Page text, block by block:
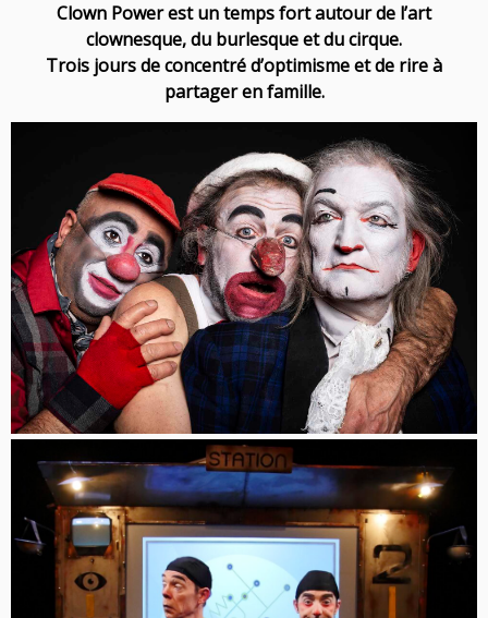
Clown Power est un temps fort autour de l’art
clownesque, du burlesque et du cirque.
Trois jours de concentré d’optimisme et de rire à
partager en famille.